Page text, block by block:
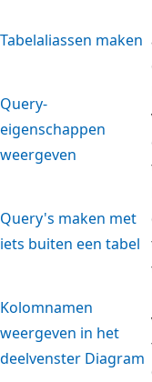
Tabelaliassen maken
Query-
eigenschappen
weergeven
Query's maken met
iets buiten een tabel
Kolomnamen
weergeven in het
deelvenster Diagram